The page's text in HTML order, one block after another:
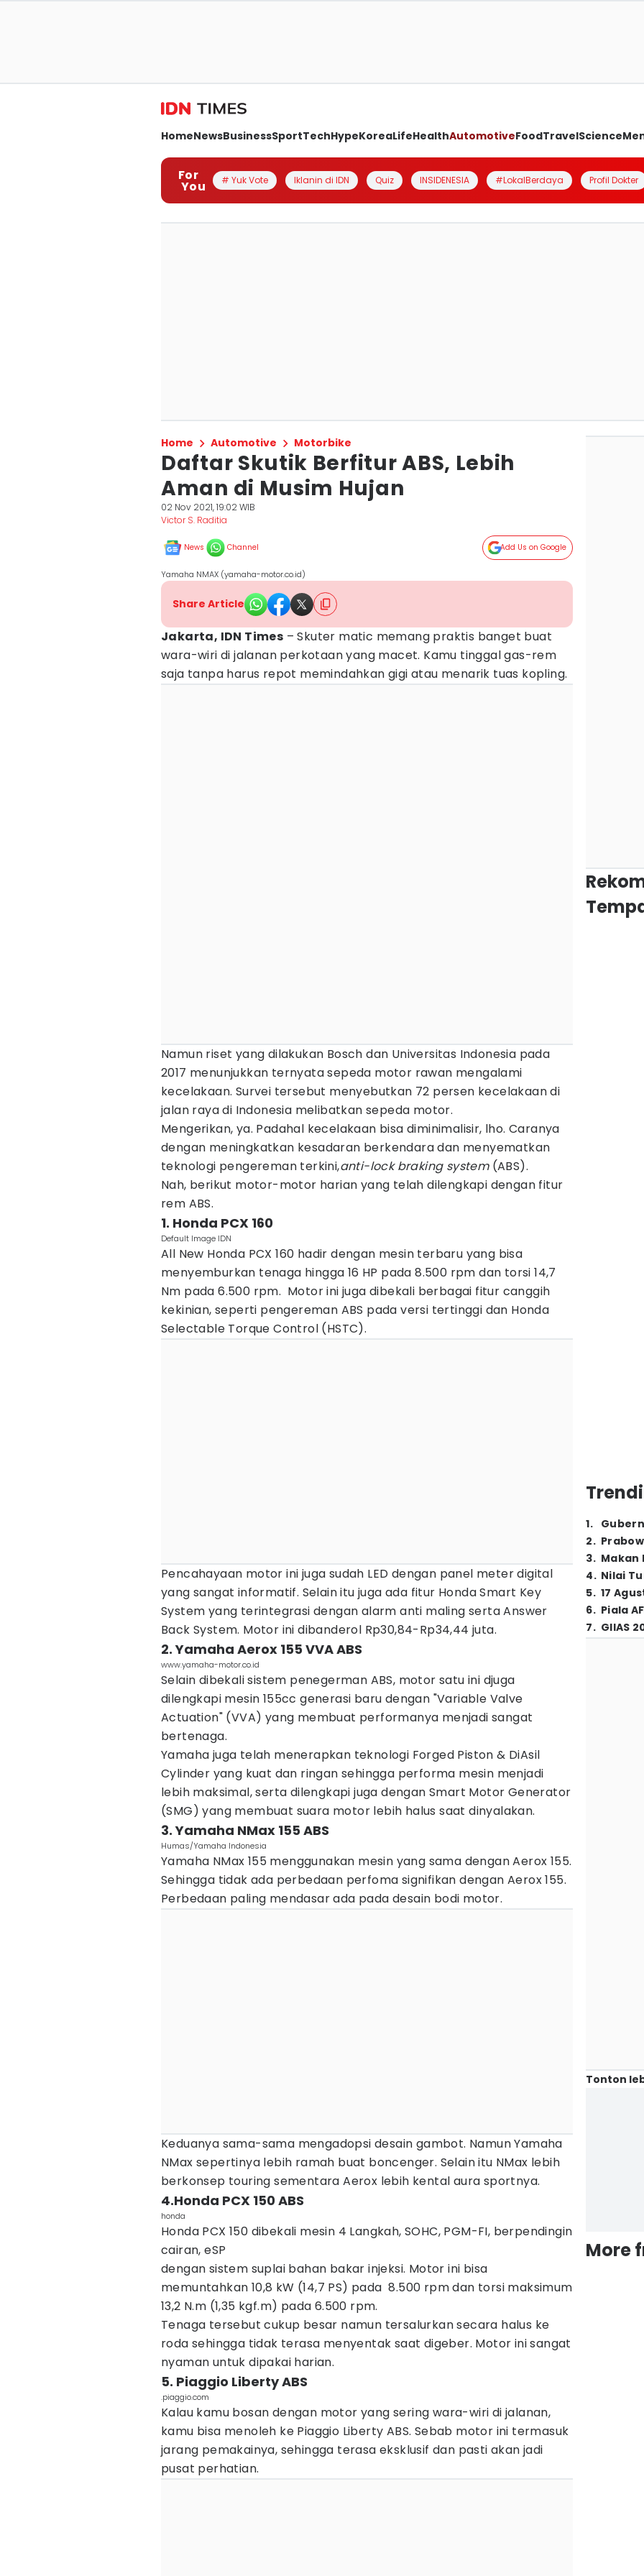
HomeNewsBusinessSportTechHypeKoreaLifeHealthAutomotiveFoodTravelScience
For
You # Yuk Vote Iklanin di IDN Quiz INSIDENESIA #LokalBerdaya Profil Dokter
Home Automotive Motorbike
Daftar Skutik Berfitur ABS, Lebih
Aman di Musim Hujan
02 Nov 2021, 19:02 WIB
Victor S. Raditia
News Channel Add Us on Google
Yamaha NMAX (yamaha-motor.co.id)
Share Article
Jakarta, IDN Times – Skuter matic memang praktis banget buat
wara-wiri di jalanan perkotaan yang macet. Kamu tinggal gas-rem
saja tanpa harus repot memindahkan gigi atau menarik tuas kopling.
Namun riset yang dilakukan Bosch dan Universitas Indonesia pada
2017 menunjukkan ternyata sepeda motor rawan mengalami
kecelakaan. Survei tersebut menyebutkan 72 persen kecelakaan di
jalan raya di Indonesia melibatkan sepeda motor.
Mengerikan, ya. Padahal kecelakaan bisa diminimalisir, lho. Caranya
dengan meningkatkan kesadaran berkendara dan menyematkan
teknologi pengereman terkini,anti-lock braking system (ABS).
Nah, berikut motor-motor harian yang telah dilengkapi dengan fitur
rem ABS.
1. Honda PCX 160
Default Image IDN
All New Honda PCX 160 hadir dengan mesin terbaru yang bisa
menyemburkan tenaga hingga 16 HP pada 8.500 rpm dan torsi 14,7
Nm pada 6.500 rpm. Motor ini juga dibekali berbagai fitur canggih
kekinian, seperti pengereman ABS pada versi tertinggi dan Honda
Selectable Torque Control (HSTC).
Pencahayaan motor ini juga sudah LED dengan panel meter digital
yang sangat informatif. Selain itu juga ada fitur Honda Smart Key
System yang terintegrasi dengan alarm anti maling serta Answer
Back System. Motor ini dibanderol Rp30,84-Rp34,44 juta.
2. Yamaha Aerox 155 VVA ABS
www.yamaha-motor.co.id
Selain dibekali sistem penegerman ABS, motor satu ini djuga
dilengkapi mesin 155cc generasi baru dengan "Variable Valve
Actuation" (VVA) yang membuat performanya menjadi sangat
bertenaga.
Yamaha juga telah menerapkan teknologi Forged Piston & DiAsil
Cylinder yang kuat dan ringan sehingga performa mesin menjadi
lebih maksimal, serta dilengkapi juga dengan Smart Motor Generator
(SMG) yang membuat suara motor lebih halus saat dinyalakan.
3. Yamaha NMax 155 ABS
Humas/Yamaha Indonesia
Yamaha NMax 155 menggunakan mesin yang sama dengan Aerox 155.
Sehingga tidak ada perbedaan perfoma signifikan dengan Aerox 155.
Perbedaan paling mendasar ada pada desain bodi motor.
Keduanya sama-sama mengadopsi desain gambot. Namun Yamaha
NMax sepertinya lebih ramah buat boncenger. Selain itu NMax lebih
berkonsep touring sementara Aerox lebih kental aura sportnya.
4.Honda PCX 150 ABS
honda
Honda PCX 150 dibekali mesin 4 Langkah, SOHC, PGM-FI, berpendingin
cairan, eSP
dengan sistem suplai bahan bakar injeksi. Motor ini bisa
memuntahkan 10,8 kW (14,7 PS) pada 8.500 rpm dan torsi maksimum
13,2 N.m (1,35 kgf.m) pada 6.500 rpm.
Tenaga tersebut cukup besar namun tersalurkan secara halus ke
roda sehingga tidak terasa menyentak saat digeber. Motor ini sangat
nyaman untuk dipakai harian.
5. Piaggio Liberty ABS
.piaggio.com
Kalau kamu bosan dengan motor yang sering wara-wiri di jalanan,
kamu bisa menoleh ke Piaggio Liberty ABS. Sebab motor ini termasuk
jarang pemakainya, sehingga terasa eksklusif dan pasti akan jadi
pusat perhatian.
1.
2.
3. Makan
4. Nilai
5. 17
6. Piala
7. GIIAS
Tonton
More